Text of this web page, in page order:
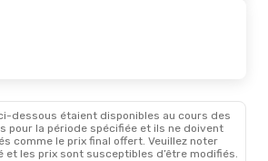
dessous étaient disponibles au cours des
pour la période spécifiée et ils ne doivent
comme le prix final offert. Veuillez noter
et les prix sont susceptibles d’être modifiés.